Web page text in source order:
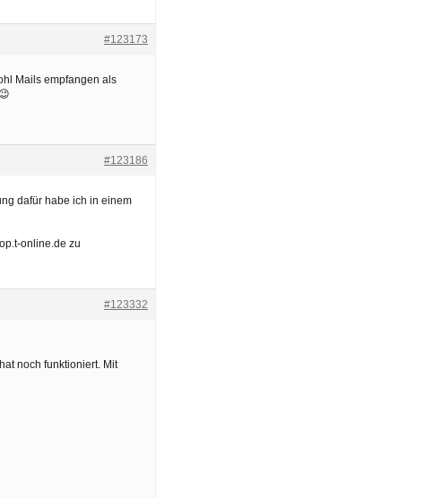
#123173
Mails empfangen als
#123186
dafür habe ich in einem
online.de zu
#123332
noch funktioniert. Mit